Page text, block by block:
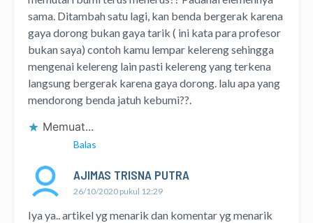
sama. Ditambah satu lagi, kan benda bergerak karena
gaya dorong bukan gaya tarik ( ini kata para profesor
bukan saya) contoh kamu lempar kelereng sehingga
mengenai kelereng lain pasti kelereng yang terkena
langsung bergerak karena gaya dorong. lalu apa yang
mendorong benda jatuh kebumi??.
Memuat...
Balas
AJIMAS TRISNA PUTRA
26/10/2020 pukul 12:29
Iya ya.. artikel yg menarik dan komentar yg menarik